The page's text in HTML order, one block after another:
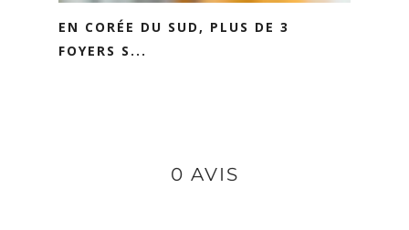
EN CORÉE DU SUD, PLUS DE 3
FOYERS S...
0 AVIS